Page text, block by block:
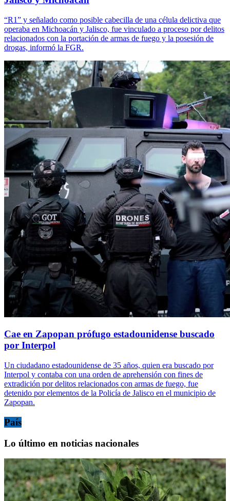
“R1” y señalado como posible cabecilla de una célula delictiva que
operaba en Michoacán y Jalisco, fue vinculado a proceso por delitos
relacionados con la portación de armas de fuego y la posesión de
drogas, informó la FGR.
Cae en Zapopan prófugo estadounidense buscado
por Interpol
Un ciudadano estadounidense de 35 años, quien era buscado por
Interpol y contaba con una orden de aprehensión con fines de
extradición por delitos relacionados con armas de fuego, fue
detenido por elementos de la Policía de Jalisco en el municipio de
Zapopan.
País
Lo último en noticias nacionales